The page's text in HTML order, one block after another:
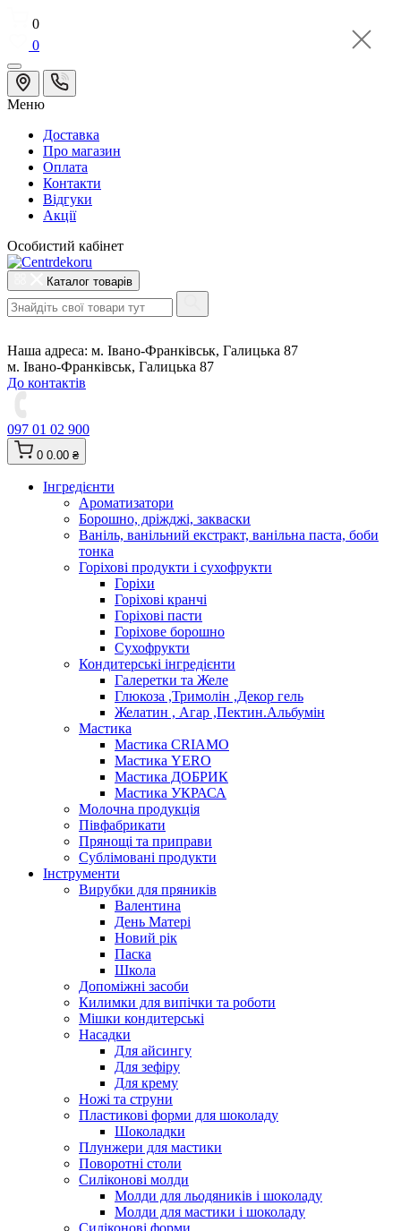
0
0
Меню
Доставка
Про магазин
Оплата
Контакти
Відгуки
Акції
Особистий кабінет
Каталог товарів
Наша адреса: м. Івано-Франківськ, Галицька 87
м. Івано-Франківськ, Галицька 87
До контактів
097 01 02 900
0 0.00 ₴
Інгредієнти
Ароматизатори
Борошно, дріжджі, закваски
Ваніль, ванільний екстракт, ванільна паста, боби
тонка
Горіхові продукти і сухофрукти
Горіхи
Горіхові кранчі
Горіхові пасти
Горіхове борошно
Сухофрукти
Кондитерські інгредієнти
Галеретки та Желе
Глюкоза ,Тримолін ,Декор гель
Желатин , Агар ,Пектин.Альбумін
Мастика
Мастика CRIAMO
Мастика YERO
Мастика ДОБРИК
Мастика УКРАСА
Молочна продукція
Півфабрикати
Прянощі та приправи
Сублімовані продукти
Інструменти
Вирубки для пряників
Валентина
День Матері
Новий рік
Паска
Школа
Допоміжні засоби
Килимки для випічки та роботи
Мішки кондитерські
Насадки
Для айсингу
Для зефіру
Для крему
Ножі та струни
Пластикові форми для шоколаду
Шоколадки
Плунжери для мастики
Поворотні столи
Силіконові молди
Молди для льодяників і шоколаду
Молди для мастики і шоколаду
Силіконові форми